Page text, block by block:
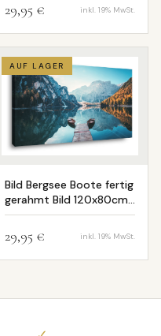
29,95 € inkl. 19% MwSt.
AUF LAGER
Bild Bergsee Boote fertig
gerahmt Bild 120x80cm
5030
29,95 € inkl. 19% MwSt.